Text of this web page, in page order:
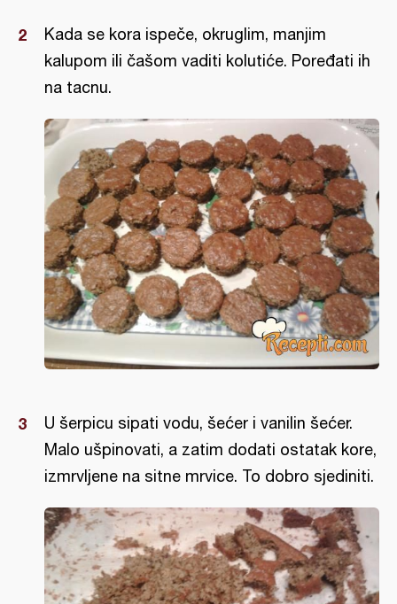
Kada se kora ispeče, okruglim, manjim
kalupom ili čašom vaditi kolutiće. Poređati ih
na tacnu.
U šerpicu sipati vodu, šećer i vanilin šećer.
Malo ušpinovati, a zatim dodati ostatak kore,
izmrvljene na sitne mrvice. To dobro sjediniti.